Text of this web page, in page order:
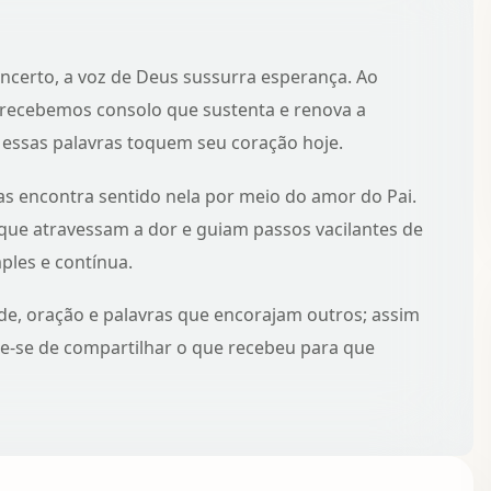
a voz de Deus sussurra esperança. Ao
consolo que sustenta e renova a
palavras toquem seu coração hoje.
encontra sentido nela por meio do amor do Pai.
atravessam a dore guiam passos vacilantes de
e contínua.
oração e palavras que encorajam outros; assim
se de compartilhar o que recebeu para que